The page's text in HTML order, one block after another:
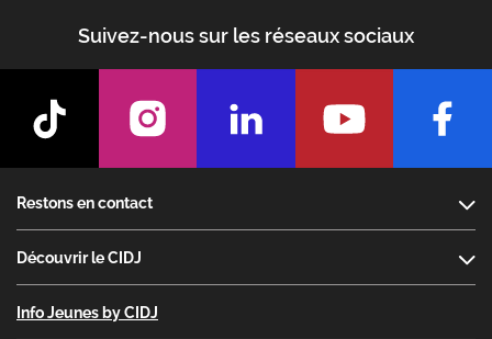
Suivez-nous sur les réseaux sociaux
Restons en contact
Découvrir le CIDJ
Info Jeunes by CIDJ